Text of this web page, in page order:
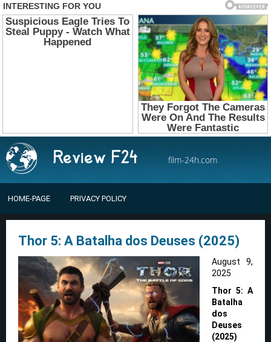
film-24h.com
HOME-PAGE PRIVACY POLICY
Thor 5: A Batalha dos Deuses (2025)
August 9,
2025
Thor 5: A
Batalha
dos
Deuses
(2025)